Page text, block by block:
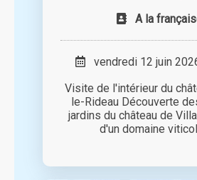
A la
vendredi 12 juin
Visite de l'intérieur du
le-Rideau Découverte
jardins du château de
d'un domaine